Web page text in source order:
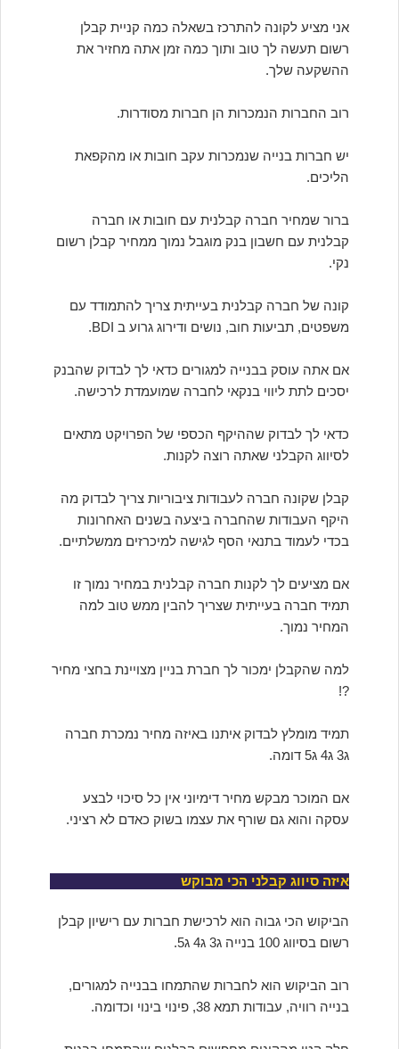
אני מציע לקונה להתרכז בשאלה כמה קניית קבלן
רשום תעשה לך טוב ותוך כמה זמן אתה מחזיר את
ההשקעה שלך.
רוב החברות הנמכרות הן חברות מסודרות.
יש חברות בנייה שנמכרות עקב חובות או מהקפאת
הליכים.
ברור שמחיר חברה קבלנית עם חובות או חברה
קבלנית עם חשבון בנק מוגבל נמוך ממחיר קבלן רשום
נקי.
קונה של חברה קבלנית בעייתית צריך להתמודד עם
משפטים, תביעות חוב, נושים ודירוג גרוע ב BDI.
אם אתה עוסק בבנייה למגורים כדאי לך לבדוק שהבנק
יסכים לתת ליווי בנקאי לחברה שמועמדת לרכישה.
כדאי לך לבדוק שההיקף הכספי של הפרויקט מתאים
לסיווג הקבלני שאתה רוצה לקנות.
קבלן שקונה חברה לעבודות ציבוריות צריך לבדוק מה
היקף העבודות שהחברה ביצעה בשנים האחרונות
בכדי לעמוד בתנאי הסף לגישה למיכרזים ממשלתיים.
אם מציעים לך לקנות חברה קבלנית במחיר נמוך זו
תמיד חברה בעייתית שצריך להבין ממש טוב למה
המחיר נמוך.
למה שהקבלן ימכור לך חברת בניין מצויינת בחצי מחיר
?!
תמיד מומלץ לבדוק איתנו באיזה מחיר נמכרת חברה
ג3 ג4 ג5 דומה.
אם המוכר מבקש מחיר דימיוני אין כל סיכוי לבצע
עסקה והוא גם שורף את עצמו בשוק כאדם לא רציני.
איזה סיווג קבלני הכי מבוקש
הביקוש הכי גבוה הוא לרכישת חברות עם רישיון קבלן
רשום בסיווג 100 בנייה ג3 ג4 ג5.
רוב הביקוש הוא לחברות שהתמחו בבנייה למגורים,
בנייה רוויה, עבודות תמא 38, פינוי בינוי וכדומה.